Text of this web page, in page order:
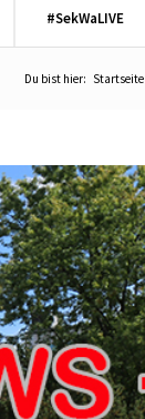
#SekWaLIVE
Du bist hier: Startseite